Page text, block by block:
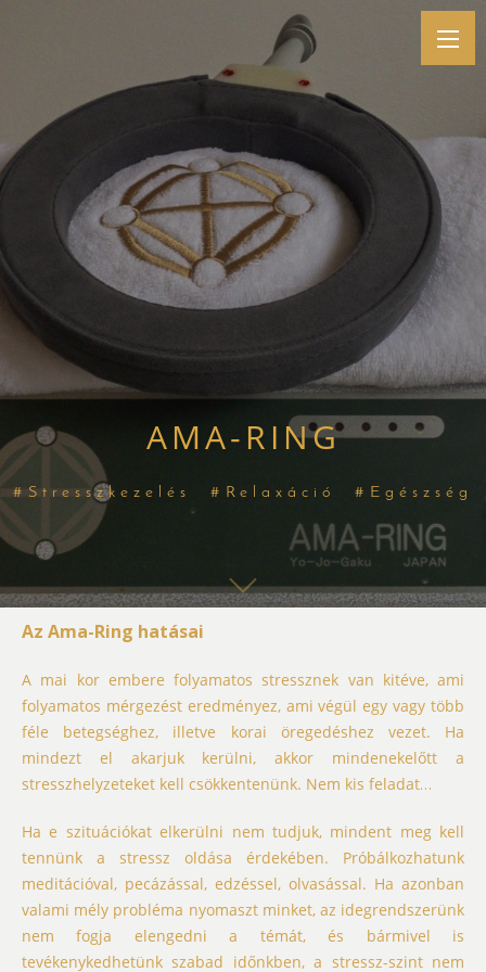
AMA-RING
#Stresszkezelés #Relaxáció #Egészség
Az Ama-Ring hatásai
A mai kor embere folyamatos stressznek van kitéve, ami
folyamatos mérgezést eredményez, ami végül egy vagy több
féle betegséghez, illetve korai öregedéshez vezet. Ha
mindezt el akarjuk kerülni, akkor mindenekelőtt a
stresszhelyzeteket kell csökkentenünk. Nem kis feladat…
Ha e szituációkat elkerülni nem tudjuk, mindent meg kell
tennünk a stressz oldása érdekében. Próbálkozhatunk
meditációval, pecázással, edzéssel, olvasással. Ha azonban
valami mély probléma nyomaszt minket, az idegrendszerünk
nem fogja elengedni a témát, és bármivel is
tevékenykedhetünk szabad időnkben, a stressz-szint nem